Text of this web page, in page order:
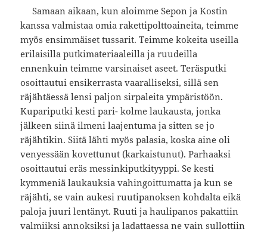
Samaan aikaan, kun aloimme Sepon ja Kostin
kanssa valmistaa omia rakettipolttoaineita, teimme
myös ensimmäiset tussarit. Teimme kokeita useilla
erilaisilla putkimateriaaleilla ja ruudeilla
ennenkuin teimme varsinaiset aseet. Teräsputki
osoittautui ensikerrasta vaaralliseksi, sillä sen
räjähtäessä lensi paljon sirpaleita ympäristöön.
Kupariputki kesti pari- kolme laukausta, jonka
jälkeen siinä ilmeni laajentuma ja sitten se jo
räjähtikin. Siitä lähti myös palasia, koska aine oli
venyessään kovettunut (karkaistunut). Parhaaksi
osoittautui eräs messinkiputkityyppi. Se kesti
kymmeniä laukauksia vahingoittumatta ja kun se
räjähti, se vain aukesi ruutipanoksen kohdalta eikä
paloja juuri lentänyt. Ruuti ja haulipanos pakattiin
valmiiksi annoksiksi ja ladattaessa ne vain sullottiin